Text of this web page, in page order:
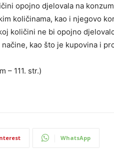
opojno djelovala na
količinama, kao i njegovo
količini ne bi opojno
kao što je kupovina i
– 111. str.)
WhatsApp